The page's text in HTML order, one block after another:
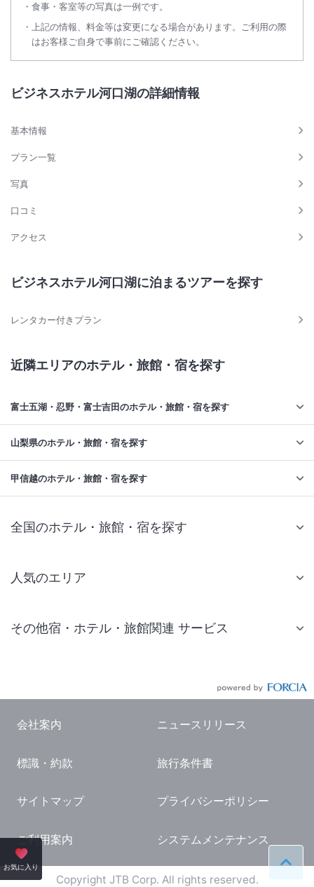
食事・客室等の写真は一例です。
上記の情報、料金等は変更になる場合があります。ご利用の際
はお客様ご自身で事前にご確認ください。
お気に入り ペー
ビジネスホテル河口湖の詳細情報
基本情報
プラン一覧
写真
口コミ
アクセス
ビジネスホテル河口湖に泊まるツアーを探す
レンタカー付きプラン
近隣エリアのホテル・旅館・宿を探す
富士五湖・忍野・富士吉田のホテル・旅館・宿を探す
山梨県のホテル・旅館・宿を探す
甲信越のホテル・旅館・宿を探す
全国のホテル・旅館・宿を探す
人気のエリア
仙台 ホテル
東京ドーム ホテル
横浜 ホテル
熱海 ホテル
京都 ホテル
大阪 ホテル
その他宿・ホテル・旅館関連 サービス
国内観光ガイド
旅行・観光情報
会社案内 ニュースリリース
標識・約款 旅行条件書
サイトマップ プライバシーポリシー
ご利用案内 システムメンテナンス
Copyright JTB Corp. All rights reserved.